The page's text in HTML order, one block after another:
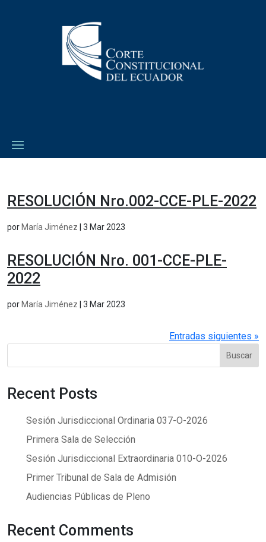
RESOLUCIÓN Nro.002-CCE-PLE-2022
por María Jiménez 3 Mar 2023
RESOLUCIÓN Nro. 001-CCE-PLE-
2022
por María Jiménez 3 Mar 2023
Entradas siguientes »
Buscar
Recent Posts
Sesión Jurisdiccional Ordinaria 037-O-2026
Primera Sala de Selección
Sesión Jurisdiccional Extraordinaria 010-O-2026
Primer Tribunal de Sala de Admisión
Audiencias Públicas de Pleno
Recent Comments